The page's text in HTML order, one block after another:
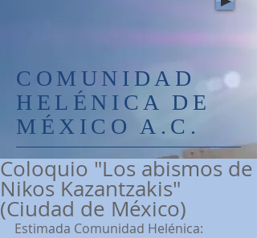
COMUNIDAD
HELÉNICA DE
MÉXICO A.C.
Coloquio "Los abismos de
Nikos Kazantzakis"
(Ciudad de México)
Estimada Comunidad Helénica: